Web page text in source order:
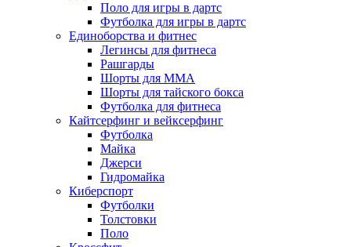
Поло для игры в дартс
Футболка для игры в дартс
Единоборства и фитнес
Легинсы для фитнеса
Рашгарды
Шорты для MMA
Шорты для тайского бокса
Футболка для фитнеса
Кайтсерфинг и вейксерфинг
Футболка
Майка
Джерси
Гидромайка
Киберспорт
Футболки
Толстовки
Поло